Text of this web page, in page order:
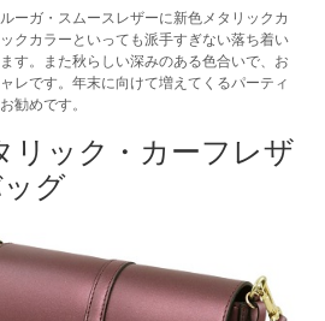
ーガ・スムースレザーに新色メタリックカ
クカラーといっても派手すぎない落ち着い
す。また秋らしい深みのある色合いで、お
レです。年末に向けて増えてくるパーティ
勧めです。
リック・カーフレザ
グ